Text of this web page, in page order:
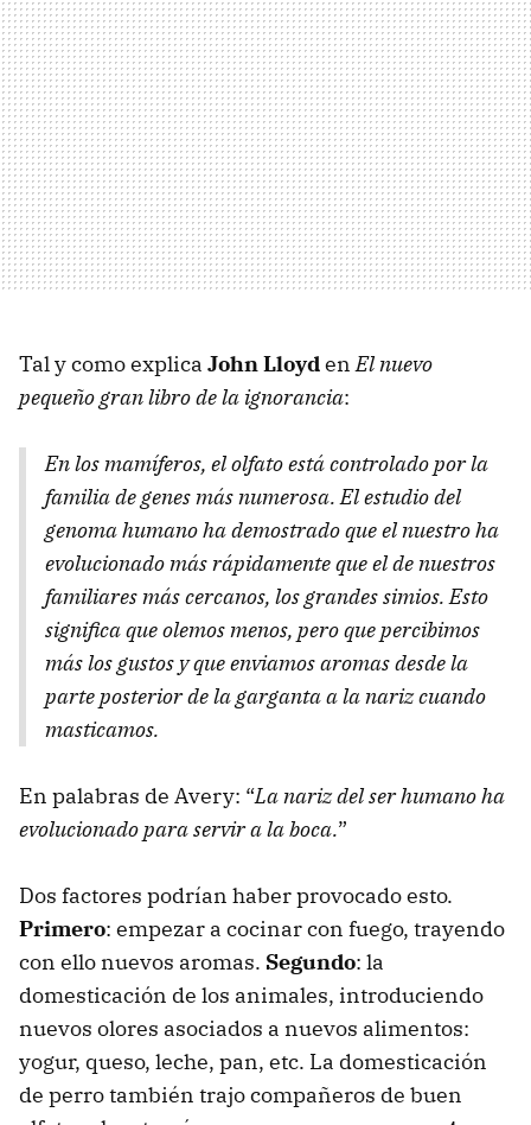
Tal y como explica John LloydenEl nuevo
pequeño gran libro de la ignorancia:
En los mamíferos, el olfato está controlado por la
familia de genes más numerosa. El estudio del
genoma humano ha demostrado que el nuestro ha
evolucionado más rápidamente que el de nuestros
familiares más cercanos, los grandes simios. Esto
significa que olemos menos, pero que percibimos
más los gustos y que enviamos aromas desde la
parte posterior de la garganta a la nariz cuando
masticamos.
En palabras de Avery: “La nariz del ser humano ha
evolucionado para servir a la boca.”
Dos factores podrían haber provocado esto.
Primero: empezar a cocinar con fuego, trayendo
con ello nuevos aromas. Segundo: la
domesticación de los animales, introduciendo
nuevos olores asociados a nuevos alimentos:
yogur, queso, leche, pan, etc. La domesticación
de perro también trajo compañeros de buen